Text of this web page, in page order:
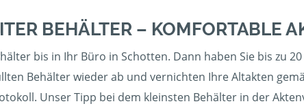
BEHÄLTER – KOMFORTABLE
bis in Ihr Büro in Schotten. Dann haben Sie bis zu
Behälter wieder ab und vernichten Ihre Altakten
Unser Tipp bei dem kleinsten Behälter in der